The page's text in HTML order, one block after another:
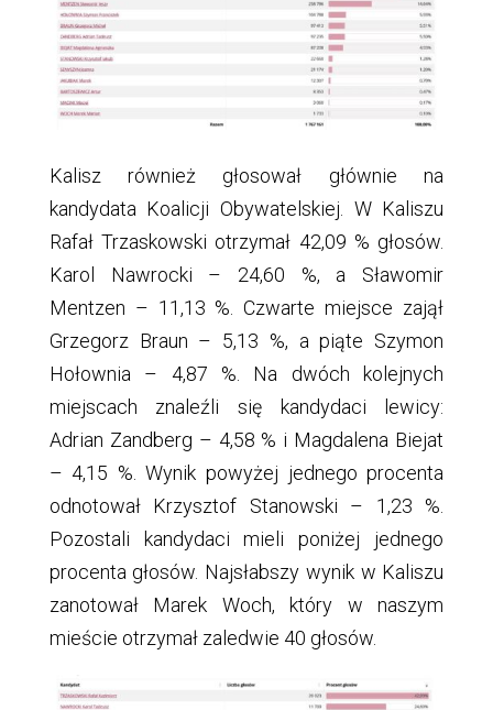
Kalisz również głosował głównie na
kandydata Koalicji Obywatelskiej. W Kaliszu
Rafał Trzaskowski otrzymał 42,09 % głosów.
Karol Nawrocki – 24,60 %, a Sławomir
Mentzen – 11,13 %. Czwarte miejsce zajął
Grzegorz Braun – 5,13 %, a piąte Szymon
Hołownia – 4,87 %. Na dwóch kolejnych
miejscach znaleźli się kandydaci lewicy:
Adrian Zandberg – 4,58 % i Magdalena Biejat
– 4,15 %. Wynik powyżej jednego procenta
odnotował Krzysztof Stanowski – 1,23 %.
Pozostali kandydaci mieli poniżej jednego
procenta głosów. Najsłabszy wynik w Kaliszu
zanotował Marek Woch, który w naszym
mieście otrzymał zaledwie 40 głosów.